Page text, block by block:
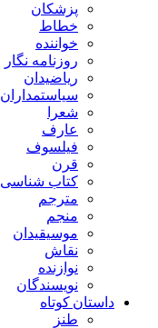
پزشکان
خطاط
خواننده
روزنامه نگار
ریاضیدان
سیاستمداران
شعرا
عارف
فیلسوف
قرن
کتاب شناسی
مترجم
منجم
موسیقیدان
نقاش
نوازنده
نویسندگان
داستان کوتاه
طنز